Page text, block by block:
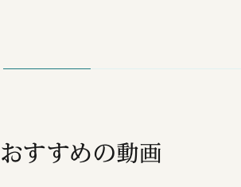
おすすめの動画